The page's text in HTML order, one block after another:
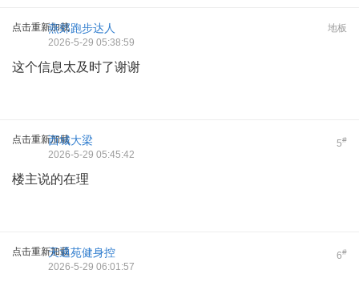
点击重新加载 地板
燕郊跑步达人
2026-5-29 05:38:59
这个信息太及时了谢谢
点击重新加载 5#
西城大梁
2026-5-29 05:45:42
楼主说的在理
点击重新加载 6#
天通苑健身控
2026-5-29 06:01:57